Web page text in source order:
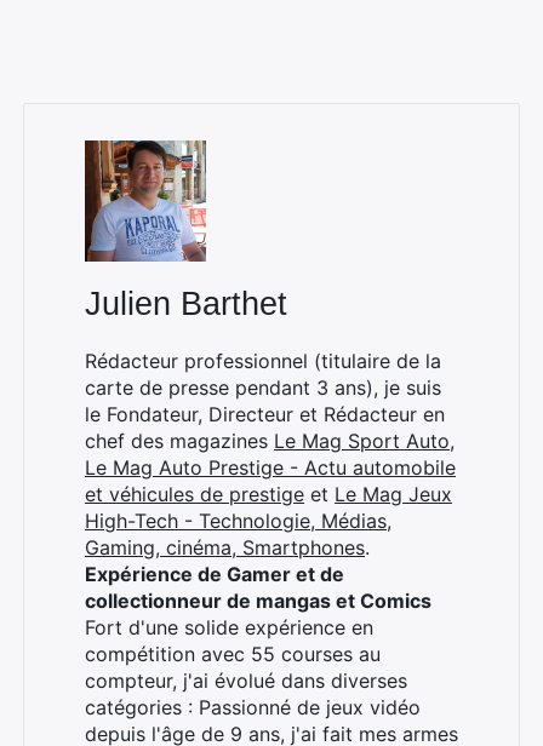
Julien Barthet
Rédacteur professionnel (titulaire de la
carte de presse pendant 3 ans), je suis
le Fondateur, Directeur et Rédacteur en
chef des magazines Le Mag Sport Auto,
Le Mag Auto Prestige - Actu automobile
et véhicules de prestige et Le Mag Jeux
High-Tech - Technologie, Médias,
Gaming, cinéma, Smartphones.
Expérience de Gamer et de
collectionneur de mangas et Comics
Fort d'une solide expérience en
compétition avec 55 courses au
compteur, j'ai évolué dans diverses
catégories : Passionné de jeux vidéo
depuis l'âge de 9 ans, j'ai fait mes armes